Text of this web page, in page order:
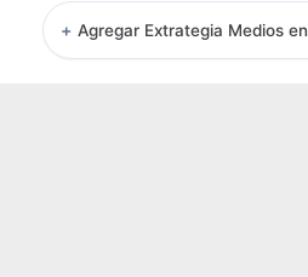
+ Agregar Extrategia Medios en